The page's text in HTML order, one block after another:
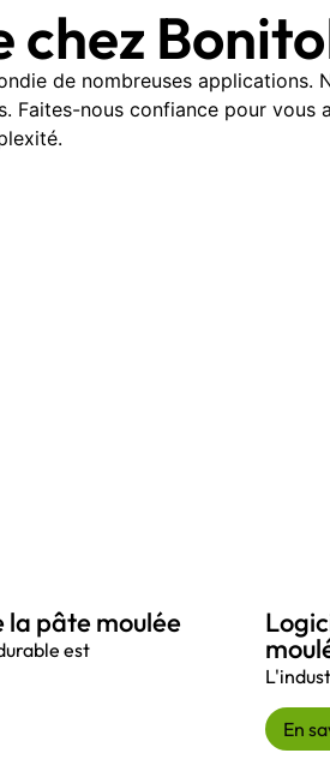
de nombreuses applications.
Faites-nous confiance pour vous
la pâte moulée
est
En